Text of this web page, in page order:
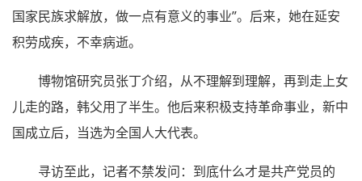
国家民族求解放，做一点有意义的事业”。后来，她在延安
积劳成疾，不幸病逝。
博物馆研究员张丁介绍，从不理解到理解，再到走上女
儿走的路，韩父用了半生。他后来积极支持革命事业，新中
国成立后，当选为全国人大代表。
寻访至此，记者不禁发问：到底什么才是共产党员的